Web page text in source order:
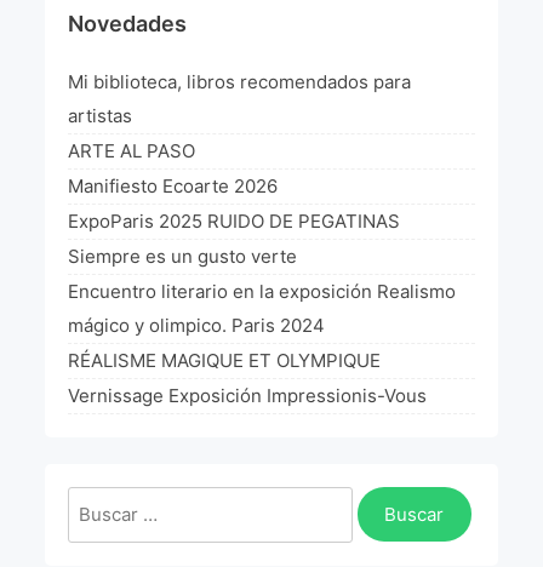
La Formule de l’art París 2020
L’art Latino-américain à Paris 2019
Reflecting Source. NY 2019
«Sincronías con sentido» Bogotá Colombia 2019
«Huellas trashumantes» New York 2018
Commissaire D’exposition
La Fórmula Científica Del Arte
Novedades
Mi biblioteca, libros recomendados para
artistas
ARTE AL PASO
Manifiesto Ecoarte 2026
ExpoParis 2025 RUIDO DE PEGATINAS
Siempre es un gusto verte
Encuentro literario en la exposición Realismo
mágico y olimpico. Paris 2024
RÉALISME MAGIQUE ET OLYMPIQUE
Vernissage Exposición Impressionis-Vous
Buscar: